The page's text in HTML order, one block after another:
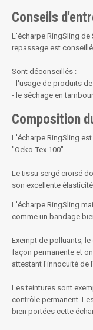
Conseils
L'écharpe RingSling de
repassage est
Sont déconseillés :
- l'usage de produits
- le séchage en tambour
Composition
L'écharpe RingSling
"Oeko-Tex 100".
Le tissu sergé croisé
son excellente
L'écharpe RingSling
comme un bandage
Exempt de polluants,
façon permanente et
attestant l'innocuité de
Les teintures sont
contrôle permanent.
bien portées cette